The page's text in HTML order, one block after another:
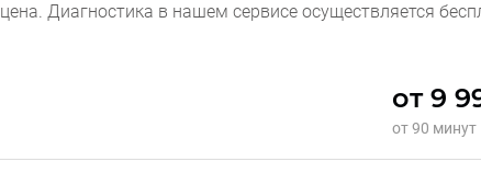
цена. Диагностика в нашем сервисе осуществляется
от 9
от 90 минут